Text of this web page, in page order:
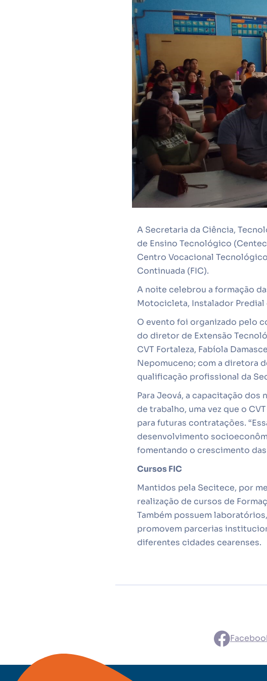
A Secretaria da Ciência,
de Ensino Tecnológico
Centro Vocacional
Continuada (FIC).
A noite celebrou a formação
Motocicleta, Instalador Predial
O evento foi organizado pelo
do diretor de Extensão
CVT Fortaleza, Fabíola
Nepomuceno; com a diretora
qualificação profissional da
Para Jeová, a capacitação
de trabalho, uma vez que o
para futuras contratações.
desenvolvimento
fomentando o crescimento das
Cursos FIC
Mantidos pela Secitece, por
realização de cursos de
Também possuem
promovem parcerias
diferentes cidades cearenses.